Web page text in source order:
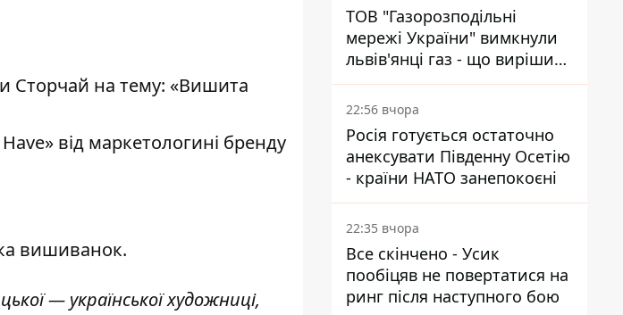
Сторчай на тему: «Вишита
від маркетологині бренду
вишиванок.
— української художниці,
ТОВ "Газорозподільні
мережі України" вимкнули
львів'янці газ - що вирішив
суд
22:56 вчора
Росія готується остаточно
анексувати Південну Осетію
- країни НАТО занепокоєні
22:35 вчора
Все скінчено - Усик
пообіцяв не повертатися на
ринг після наступного бою